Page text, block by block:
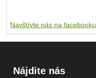
Navštívte nás na facebooku
Nájdite nás